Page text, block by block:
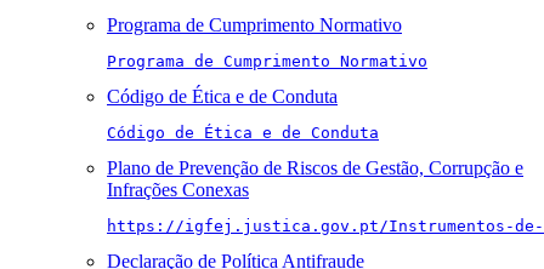
Programa de Cumprimento Normativo
Programa de Cumprimento Normativo
Código de Ética e de Conduta
Código de Ética e de Conduta
Plano de Prevenção de Riscos de Gestão, Corrupção e
Infrações Conexas
https://igfej.justica.gov.pt/Instrumentos-de-
Declaração de Política Antifraude